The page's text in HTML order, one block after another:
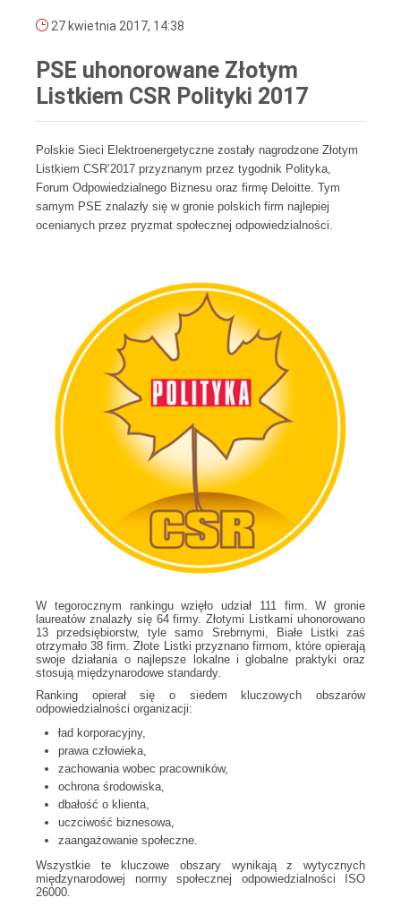
27 kwietnia 2017, 14:38
PSE uhonorowane Złotym
Listkiem CSR Polityki 2017
Polskie Sieci Elektroenergetyczne zostały nagrodzone Złotym
Listkiem CSR’2017 przyznanym przez tygodnik Polityka,
Forum Odpowiedzialnego Biznesu oraz firmę Deloitte. Tym
samym PSE znalazły się w gronie polskich firm najlepiej
ocenianych przez pryzmat społecznej odpowiedzialności.
W tegorocznym rankingu wzięło udział 111 firm. W gronie
laureatów znalazły się 64 firmy. Złotymi Listkami uhonorowano
13 przedsiębiorstw, tyle samo Srebrnymi, Białe Listki zaś
otrzymało 38 firm. Złote Listki przyznano firmom, które opierają
swoje działania o najlepsze lokalne i globalne praktyki oraz
stosują międzynarodowe standardy.
Ranking opierał się o siedem kluczowych obszarów
odpowiedzialności organizacji:
ład korporacyjny,
prawa człowieka,
zachowania wobec pracowników,
ochrona środowiska,
dbałość o klienta,
uczciwość biznesowa,
zaangażowanie społeczne.
Wszystkie te kluczowe obszary wynikają z wytycznych
międzynarodowej normy społecznej odpowiedzialności ISO
26000.